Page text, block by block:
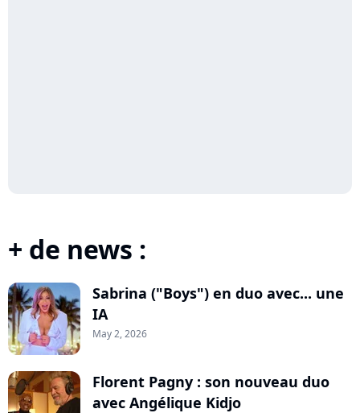
+ de news :
Sabrina ("Boys") en duo avec... une
IA
May 2, 2026
Florent Pagny : son nouveau duo
avec Angélique Kidjo